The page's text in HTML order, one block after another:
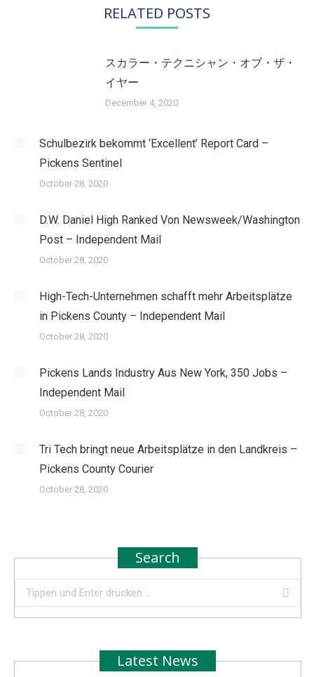
RELATED POSTS
スカラー・テクニシャン・オブ・ザ・
イヤー
December 4, 2020
Schulbezirk bekommt ‘Excellent’ Report Card –
Pickens Sentinel
October 28, 2020
D.W. Daniel High Ranked Von Newsweek/Washington
Post – Independent Mail
October 28, 2020
High-Tech-Unternehmen schafft mehr Arbeitsplätze
in Pickens County – Independent Mail
October 28, 2020
Pickens Lands Industry Aus New York, 350 Jobs –
Independent Mail
October 28, 2020
Tri Tech bringt neue Arbeitsplätze in den Landkreis –
Pickens County Courier
October 28, 2020
Search
Search:
Latest News